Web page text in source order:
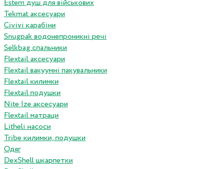
Estem душ для військових
Tekmat аксесуари
Сivivi карабіни
Snugpak водонепроникні речі
Selkbag спальники
Flextail аксесуари
Flextail вакуумні пакувальники
Flextail килимки
Flextail подушки
Nite Ize аксесуари
Flextail матраци
Litheli насоси
Tribe килимки, подушки
Одяг
DexShell шкарпетки